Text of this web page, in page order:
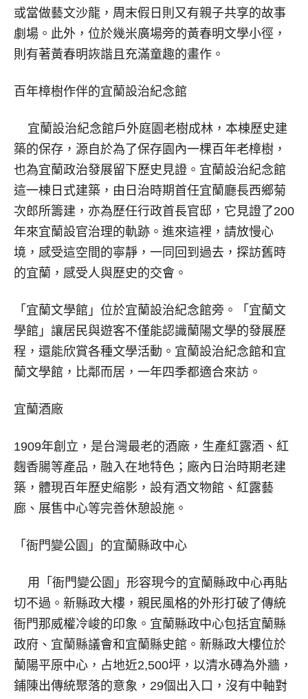
或當做藝文沙龍，周末假日則又有親子共享的故事
劇場。此外，位於幾米廣場旁的黃春明文學小徑，
則有著黃春明詼諧且充滿童趣的畫作。
百年樟樹作伴的宜蘭設治紀念館
宜蘭設治紀念館戶外庭園老樹成林，本棟歷史建
築的保存，源自於為了保存園內一棵百年老樟樹，
也為宜蘭政治發展留下歷史見證。宜蘭設治紀念館
這一棟日式建築，由日治時期首任宜蘭廳長西鄉菊
次郎所籌建，亦為歷任行政首長官邸，它見證了200
年來宜蘭設官治理的軌跡。進來這裡，請放慢心
境，感受這空間的寧靜，一同回到過去，探訪舊時
的宜蘭，感受人與歷史的交會。
「宜蘭文學館」位於宜蘭設治紀念館旁。「宜蘭文
學館」讓居民與遊客不僅能認識蘭陽文學的發展歷
程，還能欣賞各種文學活動。宜蘭設治紀念館和宜
蘭文學館，比鄰而居，一年四季都適合來訪。
宜蘭酒廠
1909年創立，是台灣最老的酒廠，生產紅露酒、紅
麴香腸等產品，融入在地特色；廠內日治時期老建
築，體現百年歷史縮影，設有酒文物館、紅露藝
廊、展售中心等完善休憩設施。
「衙門變公園」的宜蘭縣政中心
用「衙門變公園」形容現今的宜蘭縣政中心再貼
切不過。新縣政大樓，親民風格的外形打破了傳統
衙門那威權冷峻的印象。宜蘭縣政中心包括宜蘭縣
政府、宜蘭縣議會和宜蘭縣史館。新縣政大樓位於
蘭陽平原中心，占地近2,500坪，以清水磚為外牆，
鋪陳出傳統聚落的意象，29個出入口，沒有中軸對